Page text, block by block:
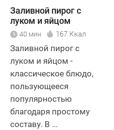
Заливной пирог с
луком и яйцом
40 мин 167 Ккал
Заливной пирог с
луком и яйцом -
классическое блюдо,
пользующееся
популярностью
благодаря простому
составу. В ...